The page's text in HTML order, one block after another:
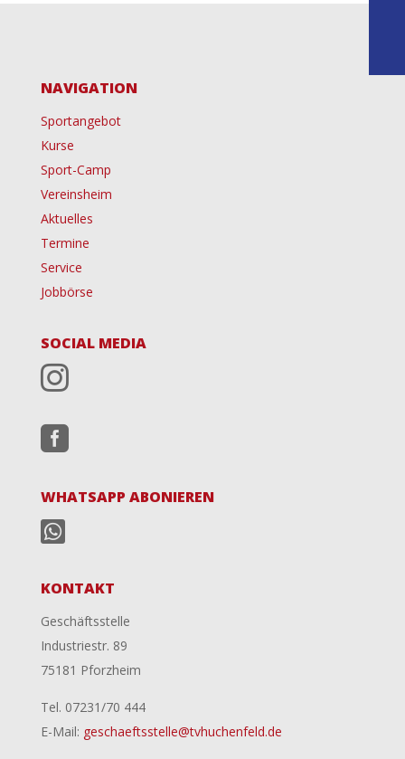
NAVIGATION
Sportangebot
Kurse
Sport-Camp
Vereinsheim
Aktuelles
Termine
Service
Jobbörse
SOCIAL MEDIA


WHATSAPP ABONIEREN

KONTAKT
Geschäftsstelle
Industriestr. 89
75181 Pforzheim
Tel. 07231/70 444
E-Mail: geschaeftsstelle@tvhuchenfeld.de